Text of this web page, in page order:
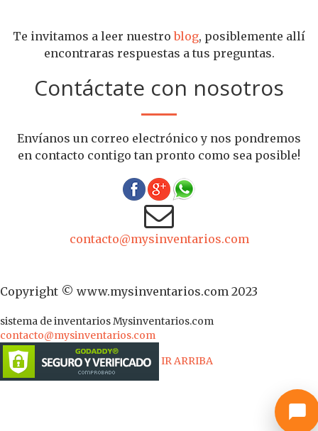
Te invitamos a leer nuestroblog, posiblemente allí
encontraras respuestas a tus preguntas.
Contáctate con nosotros
Envíanos un correo electrónico y nos pondremos
en contacto contigo tan pronto como sea posible!
contacto@mysinventarios.com
Copyright © www.mysinventarios.com 2023
sistema de inventariosMysinventarios.com
contacto@mysinventarios.com
IR ARRIBA